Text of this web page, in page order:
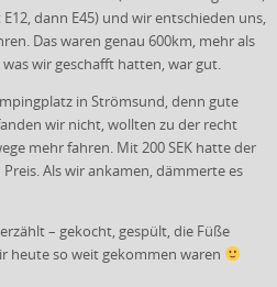
dann E45) und wir entschieden uns,
Das waren genau 600km, mehr als
wir geschafft hatten, war gut.
in Strömsund, denn gute
wir nicht, wollten zu der recht
mehr fahren. Mit 200 SEK hatte der
Als wir ankamen, dämmerte es
– gekocht, gespült, die Füße
heute so weit gekommen waren